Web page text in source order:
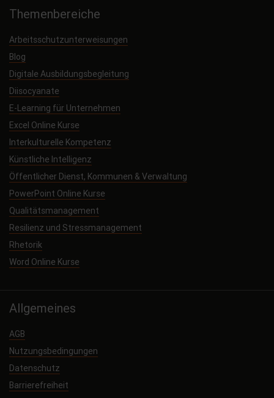
Themenbereiche
Arbeitsschutzunterweisungen
Blog
Digitale Ausbildungsbegleitung
Diisocyanate
E-Learning für Unternehmen
Excel Online Kurse
Interkulturelle Kompetenz
Künstliche Intelligenz
Öffentlicher Dienst, Kommunen & Verwaltung
PowerPoint Online Kurse
Qualitätsmanagement
Resilienz und Stressmanagement
Rhetorik
Word Online Kurse
Allgemeines
AGB
Nutzungsbedingungen
Datenschutz
Barrierefreiheit